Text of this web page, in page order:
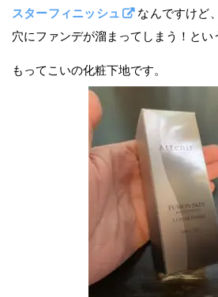
スターフィニッシュ
なんですけど
穴にファンデが溜まってしまう！とい
もってこいの化粧下地です。